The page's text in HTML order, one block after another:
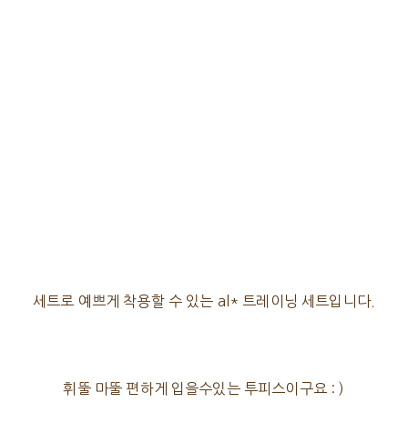
세트로 예쁘게 착용할 수 있는 al* 트레이닝 세트입니다.
휘뚤 마뚤 편하게 입을수있는 투피스이구요 : )